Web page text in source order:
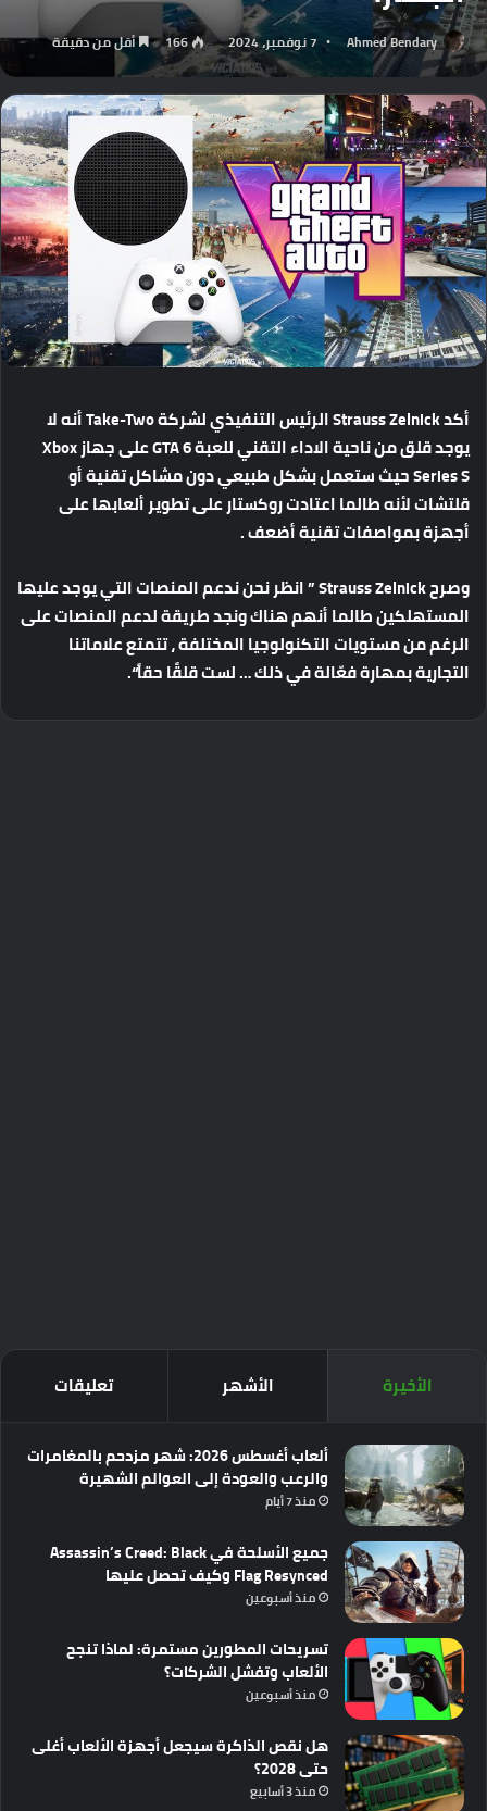
Ahmed Bendary 7 نوفمبر، 2024 166 أقل من دقيقة
أكد الرئيسالتنفيذيلشركة أنهلا
يوجدقلقمنناحيةالاداءالتقنيللعبة علىجهازXbox
Series Sحيثستعملبشكلطبيعيدونمشاكلتقنيةأو
قلتشاتلأنهطالمااعتادتروكستارعلىتطويرألعابهاعلى
أجهزةبمواصفاتتقنيةأضعف.
وصرح
انظرنحنندعمالمنصاتالتييوجدعليها
المستهلكينطالماأنهمهناكونجدطريقةلدعمالمنصاتعلى
الرغممنمستوياتالتكنولوجياالمختلفة،تتمتععلاماتنا
التجاريةبمهارةفعّالةفيذلك…لستقلقًاحقاً“.
الأخيرة الأشهر تعليقات
ألعاب أغسطس 2026: شهر مزدحم بالمغامرات
والرعب والعودة إلى العوالم الشهيرة
منذ 7 أيام
جميع الأسلحة في Assassin’s Creed: Black
Flag Resynced وكيف تحصل عليها
منذ أسبوعين
تسريحات المطورين مستمرة: لماذا تنجح
الألعاب وتفشل الشركات؟
منذ أسبوعين
هل نقص الذاكرة سيجعل أجهزة الألعاب أغلى
حتى 2028؟
منذ 3 أسابيع